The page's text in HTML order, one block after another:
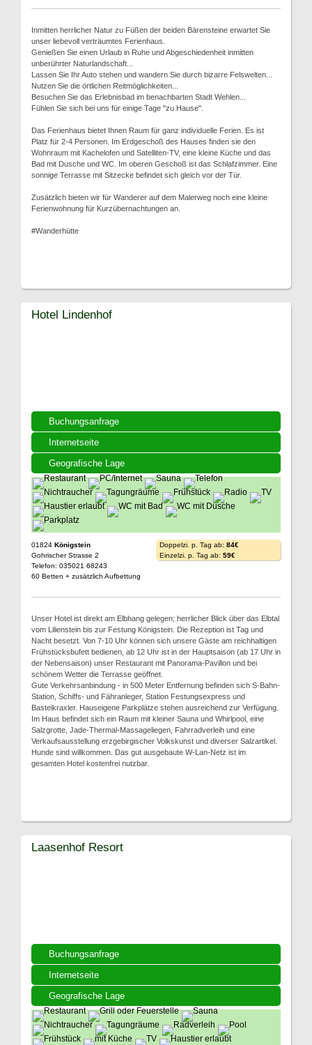
Inmitten herrlicher Natur zu Füßen der beiden Bärensteine erwartet Sie
unser liebevoll verträumtes Ferienhaus.
Genießen Sie einen Urlaub in Ruhe und Abgeschiedenheit inmitten
unberührter Naturlandschaft...
Lassen Sie Ihr Auto stehen und wandern Sie durch bizarre Felswelten...
Nutzen Sie die örtlichen Reitmöglichkeiten...
Besuchen Sie das Erlebnisbad im benachbarten Stadt Wehlen...
Fühlen Sie sich bei uns für einige Tage "zu Hause".
Das Ferienhaus bietet Ihnen Raum für ganz individuelle Ferien. Es ist
Platz für 2-4 Personen. Im Erdgeschoß des Hauses finden sie den
Wohnraum mit Kachelofen und Satelliten-TV, eine kleine Küche und das
Bad mit Dusche und WC. Im oberen Geschoß ist das Schlafzimmer. Eine
sonnige Terrasse mit Sitzecke befindet sich gleich vor der Tür.
Zusätzlich bieten wir für Wanderer auf dem Malerweg noch eine kleine
Ferienwohnung für Kurzübernachtungen an.
#Wanderhütte
Buchungsanfrage
Internetseite
Geografische Lage
Hotel Lindenhof
01824 Königstein
Gohrischer Strasse 2
Telefon: 035021 68243
60 Betten + zusätzlich Aufbettung
Doppelzi. p. Tag ab: 84€
Einzelzi. p. Tag ab: 59€
Unser Hotel ist direkt am Elbhang gelegen; herrlicher Blick über das Elbtal
vom Lilienstein bis zur Festung Königstein. Die Rezeption ist Tag und
Nacht besetzt. Von 7-10 Uhr können sich unsere Gäste am reichhaltigen
Frühstücksbufett bedienen, ab 12 Uhr ist in der Hauptsaison (ab 17 Uhr in
der Nebensaison) unser Restaurant mit Panorama-Pavillon und bei
schönem Wetter die Terrasse geöffnet.
Gute Verkehrsanbindung - in 500 Meter Entfernung befinden sich S-Bahn-
Station, Schiffs- und Fähranleger, Station Festungsexpress und
Basteikraxler. Hauseigene Parkplätze stehen ausreichend zur Verfügung.
Im Haus befindet sich ein Raum mit kleiner Sauna und Whirlpool, eine
Salzgrotte, Jade-Thermal-Massageliegen, Fahrradverleih und eine
Verkaufsausstellung erzgebirgischer Volkskunst und diverser Salzartikel.
Hunde sind willkommen. Das gut ausgebaute W-Lan-Netz ist im
gesamten Hotel kostenfrei nutzbar.
Buchungsanfrage
Internetseite
Geografische Lage
Laasenhof Resort